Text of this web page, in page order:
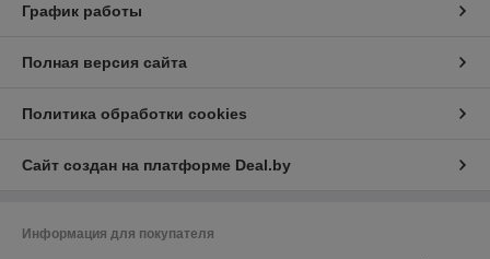
График работы
Полная версия сайта
Политика обработки cookies
Сайт создан на платформе Deal.by
Информация для покупателя